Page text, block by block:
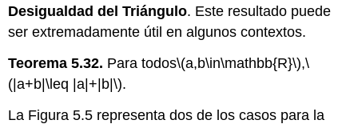
Desigualdad del Triángulo. Este resultado puede
ser extremadamente útil en algunos contextos.
Teorema 5.32. Para todos\(a,b\in\mathbb{R}\),\
(|a+b|\leq |a|+|b|\).
La Figura 5.5 representa dos de los casos para la